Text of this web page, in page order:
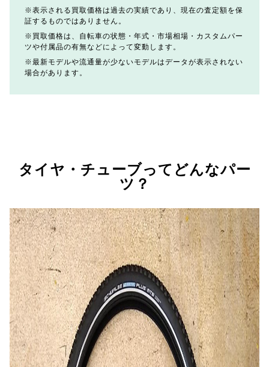
表示される買取価格は過去の実績であり、現在の査定額を保
証するものではありません。
買取価格は、自転車の状態・年式・市場相場・カスタムパー
ツや付属品の有無などによって変動します。
最新モデルや流通量が少ないモデルはデータが表示されない
場合があります。
タイヤ・チューブってどんなパー
ツ？